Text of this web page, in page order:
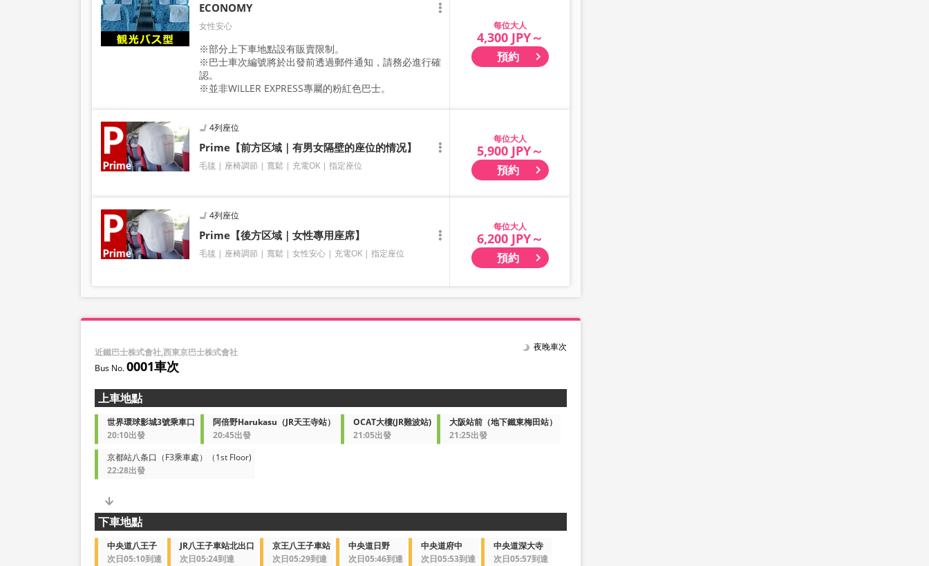
ECONOMY
女性安心
※部分上下車地點設有販賣限制。
※巴士車次編號將於出發前透過郵件通知，請務必進行確
認。
※並非WILLER EXPRESS專屬的粉紅色巴士。
大人
4,300 JPY～
預約
4列座位
Prime【前方区域｜有男女隔壁的座位的情况】
毛毯 座椅調節 寬鬆 充電OK 指定座位
大人
5,900 JPY～
預約
4列座位
Prime【後方区域｜女性專用座席】
毛毯 座椅調節 寬鬆 女性安心 充電OK 指定座位
大人
6,200 JPY～
預約
近鐵巴士株式會社,西東京巴士株式會社
0001車次
夜晚車次
上車地點
世界環球影城3號乘車口
20:10出發
阿倍野Harukasu（JR天王寺站）
20:45出發
OCAT大樓(JR難波站)
21:05出發
大阪站前（地下鐵東梅田站）
21:25出發
京都站八条口（F3乘車處）（1st Floor)
22:28出發
下車地點
中央道八王子
次日05:10到達
JR八王子車站北出口
次日05:24到達
京王八王子車站
次日05:29到達
中央道日野
次日05:46到達
中央道府中
次日05:53到達
中央道深大寺
次日05:57到達